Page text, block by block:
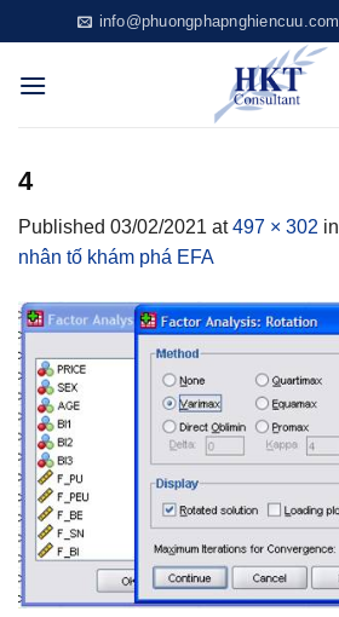
to
content
info@phuongphapnghiencuu.com
4
Published 03/02/2021 at497 × 302 in
nhân tố khám phá EFA